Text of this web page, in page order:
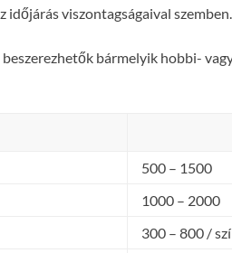
időjárás viszontagságaival szemben.
bármelyik hobbi-
500 – 1500
1000 – 2000
300 – 800 /